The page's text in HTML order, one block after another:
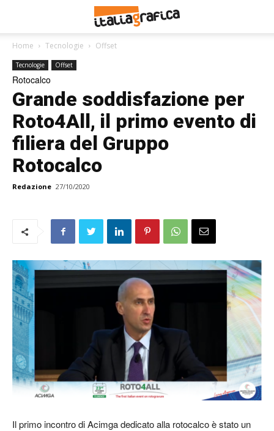
Home Tecnologie Offset
Tecnologie Offset
Rotocalco
Grande soddisfazione per
Roto4All, il primo evento di
filiera del Gruppo
Rotocalco
Redazione 27/10/2020
Il primo incontro di Acimga dedicato alla rotocalco è stato un